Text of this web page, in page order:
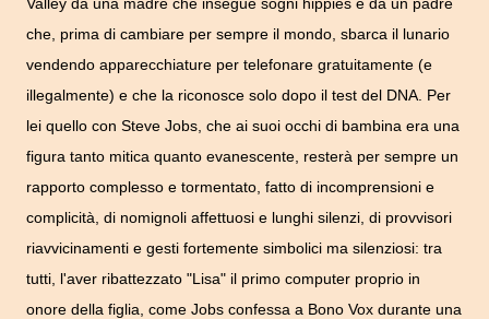
che, prima di cambiare per sempre il mondo, sbarca il lunario
vendendo apparecchiature per telefonare gratuitamente (e
illegalmente) e che la riconosce solo dopo il test del DNA. Per
lei quello con Steve Jobs, che ai suoi occhi di bambina era una
figura tanto mitica quanto evanescente, resterà per sempre un
rapporto complesso e tormentato, fatto di incomprensioni e
complicità, di nomignoli affettuosi e lunghi silenzi, di provvisori
riavvicinamenti e gesti fortemente simbolici ma silenziosi: tra
tutti, l'aver ribattezzato "Lisa" il primo computer proprio in
onore della figlia, come Jobs confessa a Bono Vox durante una